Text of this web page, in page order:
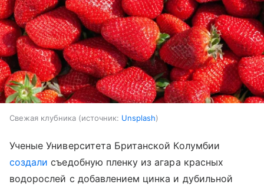
Свежая клубника источник: Unsplash
Ученые Университета Британской Колумбии
создали съедобную пленку из агара красных
водорослей с добавлением цинка и дубильной